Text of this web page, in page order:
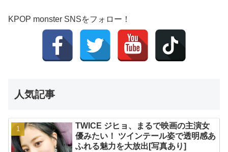
KPOP monster SNSをフォロー！
人気記事
TWICE ジヒョ、まるで映画の主演女
優みたい！ ツインテール姿で透明感あ
ふれる魅力を大放出[写真あり]